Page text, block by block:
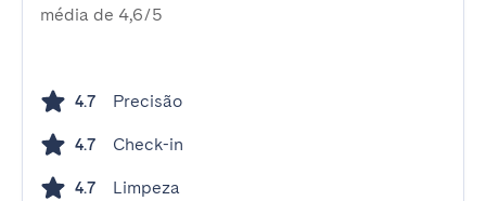
média de 4,6/5
4.7 Precisão
4.7 Check-in
4.7 Limpeza